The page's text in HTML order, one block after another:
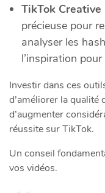
TikTok Creative
précieuse pour
analyser les
l’inspiration
Investir dans ces
d’améliorer la qualité
d’augmenter
réussite sur TikTok.
Un conseil
vos vidéos.